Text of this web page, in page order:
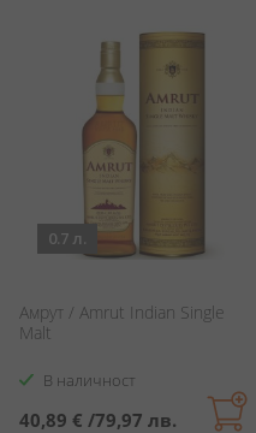
0.7 л.
Амрут / Amrut Indian Single
Malt
В наличност
40,89 € /79,97 лв.